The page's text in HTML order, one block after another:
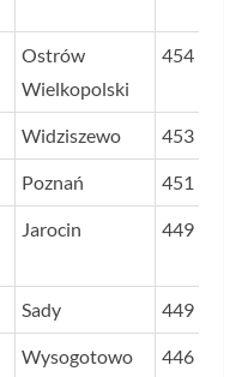
Ostrów
Wielkopolski
454
Widziszewo 453
Poznań 451
Jarocin 449
Sady 449
Wysogotowo 446